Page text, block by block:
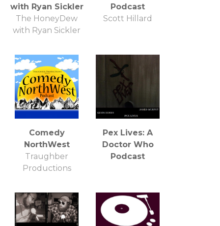
with Ryan Sickler
The HoneyDew
with Ryan Sickler
Podcast
Scott Hillard
Comedy
NorthWest
Traughber
Productions
Pex Lives: A
Doctor Who
Podcast